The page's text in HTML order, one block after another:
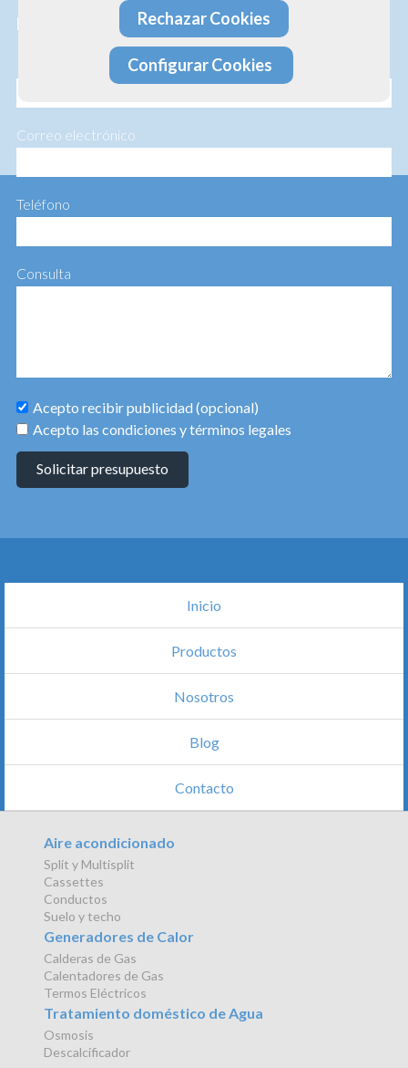
Profesionalidad · Experiencia · Efectividad
Correo electrónico
Teléfono
Consulta
Acepto recibir publicidad (opcional)
Acepto las condiciones y términos legales
Solicitar presupuesto
Inicio
Productos
Nosotros
Blog
Contacto
Aire acondicionado
Split y Multisplit
Cassettes
Conductos
Suelo y techo
Generadores de Calor
Calderas de Gas
Calentadores de Gas
Termos Eléctricos
Tratamiento doméstico de Agua
Osmosis
Descalcificador
Rechazar Cookies
Configurar Cookies